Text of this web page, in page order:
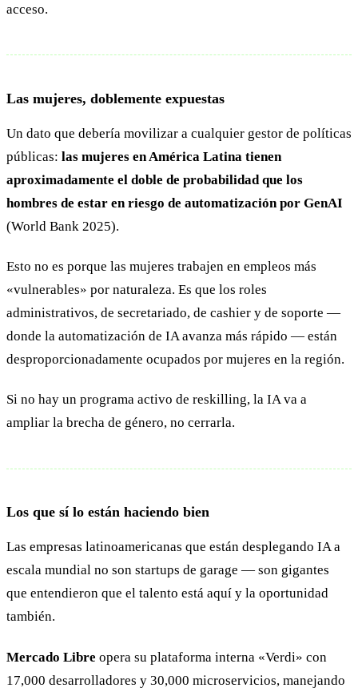
acceso.
Las mujeres, doblemente expuestas
Un dato que debería movilizar a cualquier gestor de políticas
públicas: las mujeres en América Latina tienen
aproximadamente el doble de probabilidad que los
hombres de estar en riesgo de automatización por GenAI
(World Bank 2025).
Esto no es porque las mujeres trabajen en empleos más
«vulnerables» por naturaleza. Es que los roles
administrativos, de secretariado, de cashier y de soporte —
donde la automatización de IA avanza más rápido — están
desproporcionadamente ocupados por mujeres en la región.
Si no hay un programa activo de reskilling, la IA va a
ampliar la brecha de género, no cerrarla.
Los que sí lo están haciendo bien
Las empresas latinoamericanas que están desplegando IA a
escala mundial no son startups de garage — son gigantes
que entendieron que el talento está aquí y la oportunidad
también.
Mercado Libre opera su plataforma interna «Verdi» con
17,000 desarrolladores y 30,000 microservicios, manejando